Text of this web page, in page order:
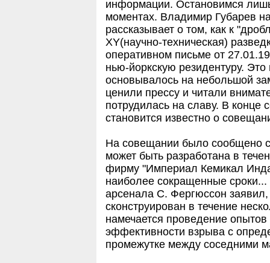
информации. Остановимся
моментах. Владимир Губарев
рассказывает о том, как к
XY(научно-техническая)
оперативном письме от
нью-йоркскую резидентуру.
основывалось на небольшой
ценили прессу и читали
потрудилась на славу. В конце
становится известно о
На совещании было сообщено
может быть разработана в
фирму "Империал Кемикал
наиболее сокращенные сроки...
арсенала С. Фергюссон
сконструирован в течение
намечается проведение
эффективности взрыва с
промежутке между соседними